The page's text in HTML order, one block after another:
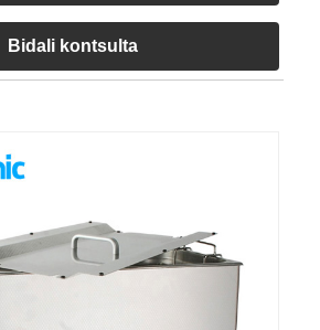
Bidali kontsulta